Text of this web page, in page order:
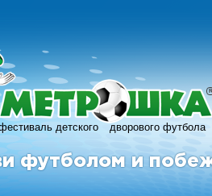
детского дворового футбола
R
футболом и